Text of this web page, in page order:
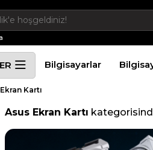
Bilgisayarlar
Kartı
Asus Ekran Kartı